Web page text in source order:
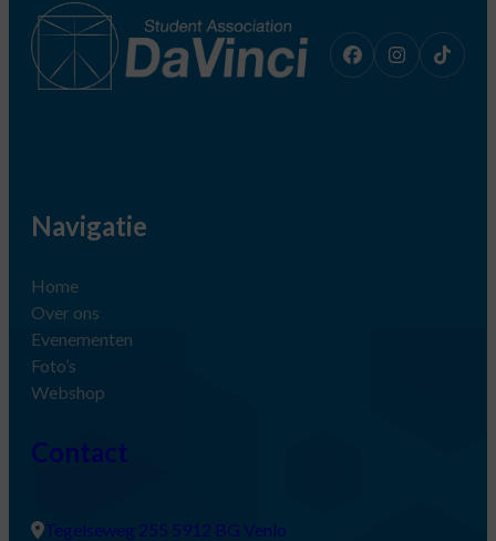
Navigatie
Home
Over ons
Evenementen
Foto’s
Webshop
Contact
Tegelseweg 255 5912 BG Venlo